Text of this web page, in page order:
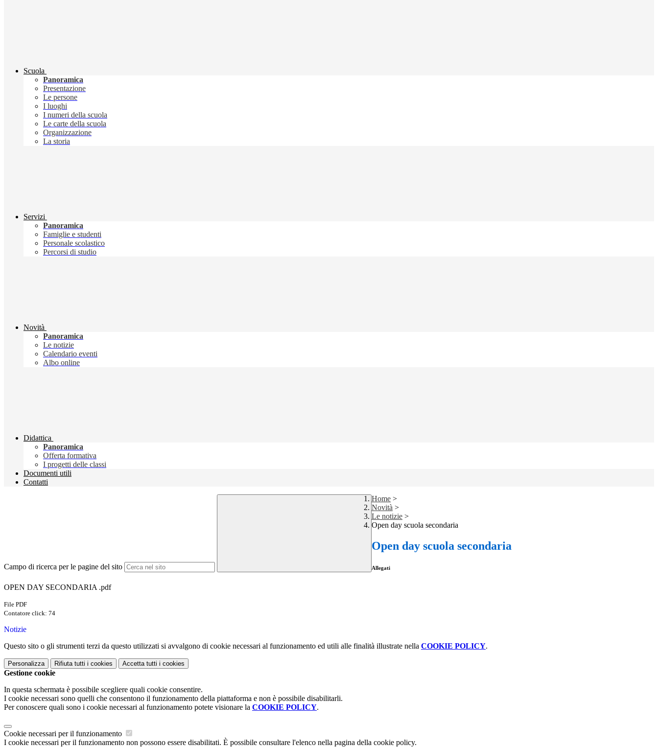
Scuola
Panoramica
Presentazione
Le persone
I luoghi
I numeri della scuola
Le carte della scuola
Organizzazione
La storia
Servizi
Panoramica
Famiglie e studenti
Personale scolastico
Percorsi di studio
Novità
Panoramica
Le notizie
Calendario eventi
Albo online
Didattica
Panoramica
Offerta formativa
I progetti delle classi
Documenti utili
Contatti
Campo di ricerca per le pagine del sito
Home >
Novità >
Le notizie >
Open day scuola secondaria
Open day scuola secondaria
Allegati
OPEN DAY SECONDARIA .pdf
File PDF
Contatore click: 74
Notizie
Questo sito o gli strumenti terzi da questo utilizzati si avvalgono di cookie necessari al funzionamento ed utili alle finalità illustrate nella COOKIE POLICY.
Personalizza Rifiuta tutti i cookies Accetta tutti i cookies
Gestione cookie
In questa schermata è possibile scegliere quali cookie consentire.
I cookie necessari sono quelli che consentono il funzionamento della piattaforma e non è possibile disabilitarli.
Per conoscere quali sono i cookie necessari al funzionamento potete visionare la COOKIE POLICY.
Cookie necessari per il funzionamento
I cookie necessari per il funzionamento non possono essere disabilitati. È possibile consultare l'elenco nella pagina della cookie policy.